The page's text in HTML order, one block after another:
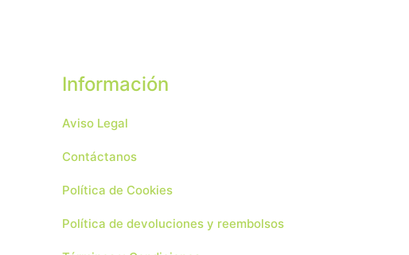
Información
Aviso Legal
Contáctanos
Política de Cookies
Política de devoluciones y reembolsos